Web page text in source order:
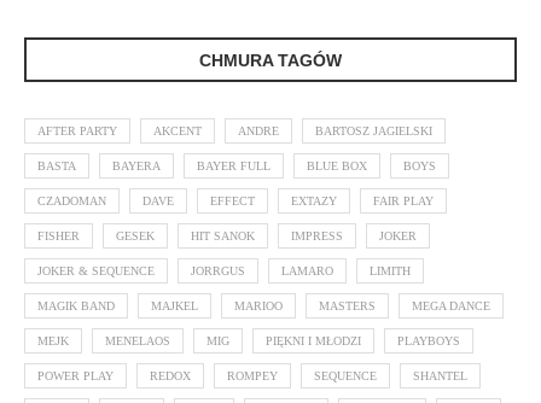
CHMURA TAGÓW
AFTER PARTY AKCENT ANDRE BARTOSZ JAGIELSKI
BASTA BAYERA BAYER FULL BLUE BOX BOYS
CZADOMAN DAVE EFFECT EXTAZY FAIR PLAY
FISHER GESEK HIT SANOK IMPRESS JOKER
JOKER & SEQUENCE JORRGUS LAMARO LIMITH
MAGIK BAND MAJKEL MARIOO MASTERS MEGA DANCE
MEJK MENELAOS MIG PIĘKNI I MŁODZI PLAYBOYS
POWER PLAY REDOX ROMPEY SEQUENCE SHANTEL